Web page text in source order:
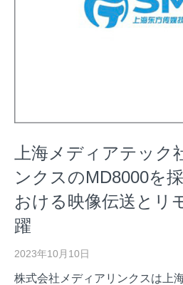
上海メディアテック
ンクスのMD8000を
おける映像伝送とリ
躍
2023年10月10日
株式会社メディアリンクスは上